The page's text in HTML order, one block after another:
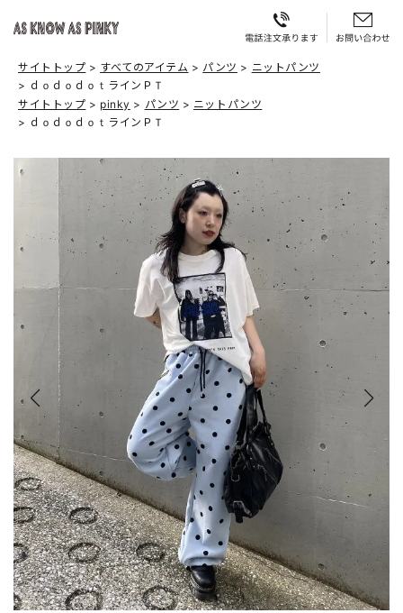
サイトトップ すべてのアイテム パンツ
ニットパンツ
ｄｏｄｏｄｏｔラインＰＴ
サイトトップ
pinky パンツ
ニットパンツ
ｄｏｄｏｄｏｔラインＰＴ